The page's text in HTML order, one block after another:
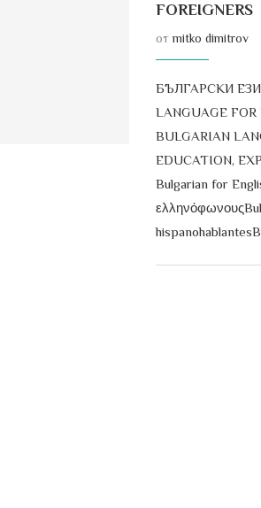
FOREIGNERS
отmitko dimitrov
БЪЛГАРСКИ
LANGUAGE FOR
BULGARIAN
EDUCATION,
Bulgarian for